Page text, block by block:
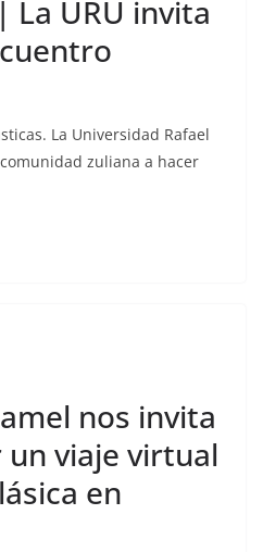
URU invita
La Universidad Rafael
zuliana a hacer
nos invita
viaje virtual
en